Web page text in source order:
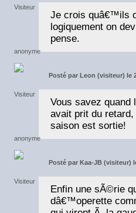
Je crois quâ€™ils
logiquement on
pense.
Posté par Leon (visiteur) le
Vous savez quand
avait prit du
saison est sortie!
Posté par Kaa-JB (visiteur)
Enfin une sÃ©rie
dâ€™operette